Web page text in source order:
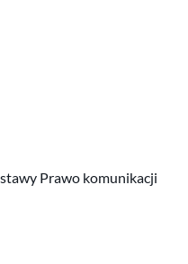
Prawo komunikacji